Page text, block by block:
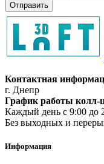
Отправить
Контактная
г. Днепр
График работы колл-
Каждый день с 9:00 до
Без выходных и
Информация